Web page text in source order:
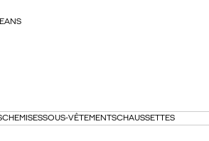
CHEMISESSOUS-VÊTEMENTSCHAUSSETTES